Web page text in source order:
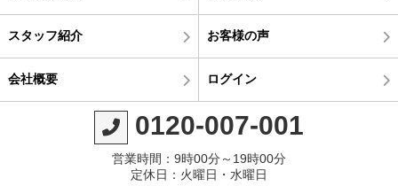
スタッフ紹介 お客様の声
会社概要 ログイン
0120-007-001
営業時間：9時00分～19時00分
定休日：火曜日・水曜日